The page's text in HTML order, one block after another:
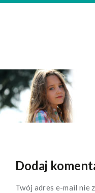
Skip
Z1_1
Dodaj
Twój adres e-mail nie